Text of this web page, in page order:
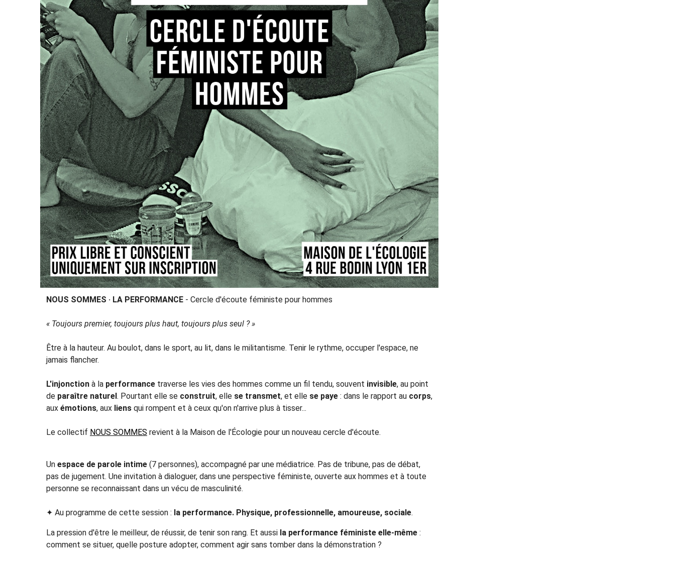
NOUS SOMMES · LA PERFORMANCE - Cercle d'écoute féministe pour hommes
« Toujours premier, toujours plus haut, toujours plus seul ? »
Être à la hauteur. Au boulot, dans le sport, au lit, dans le militantisme. Tenir le rythme, occuper l'espace, ne
jamais flancher.
L'injonction à la performance traverse les vies des hommes comme un fil tendu, souvent invisible, au point
de paraître naturel. Pourtant elle se construit, elle se transmet, et elle se paye : dans le rapport au corps,
aux émotions, aux liens qui rompent et à ceux qu'on n'arrive plus à tisser...
Le collectif NOUS SOMMES revient à la Maison de l'Écologie pour un nouveau cercle d'écoute.
Un espace de parole intime (7 personnes), accompagné par une médiatrice. Pas de tribune, pas de débat,
pas de jugement. Une invitation à dialoguer, dans une perspective féministe, ouverte aux hommes et à toute
personne se reconnaissant dans un vécu de masculinité.
✦ Au programme de cette session : la performance. Physique, professionnelle, amoureuse, sociale.
La pression d'être le meilleur, de réussir, de tenir son rang. Et aussi la performance féministe elle-même :
comment se situer, quelle posture adopter, comment agir sans tomber dans la démonstration ?